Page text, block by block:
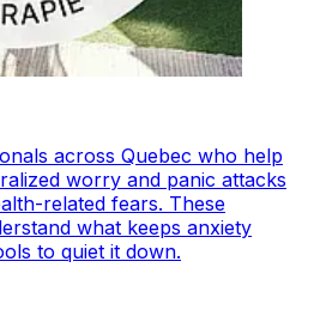
across Quebec who help
worry and panic attacks
related fears. These
what keeps anxiety
to quiet it down.